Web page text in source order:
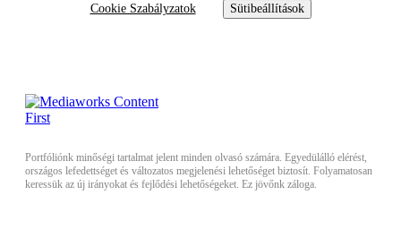
Cookie Szabályzatok Sütibeállítások
Portfóliónk minőségi tartalmat jelent minden olvasó számára. Egyedülálló elérést,
országos lefedettséget és változatos megjelenési lehetőséget biztosít. Folyamatosan
keressük az új irányokat és fejlődési lehetőségeket. Ez jövőnk záloga.